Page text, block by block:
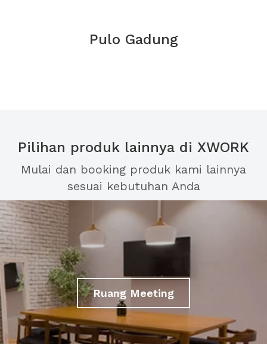
Pulo Gadung
Pilihan produk lainnya di XWORK
Mulai dan booking produk kami lainnya
sesuai kebutuhan Anda
Ruang Meeting